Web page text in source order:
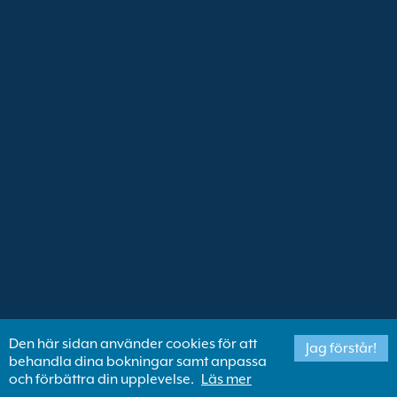
Den här sidan använder cookies för att
behandla dina bokningar samt anpassa
och förbättra din upplevelse. Läs mer
Jag förstår!